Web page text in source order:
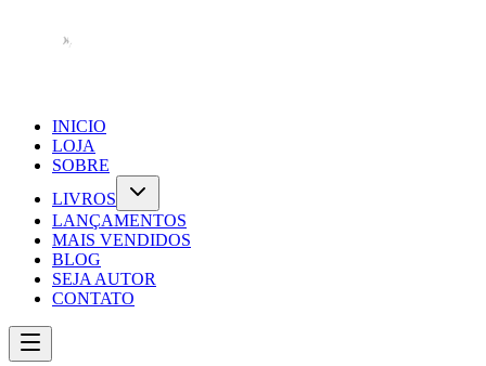
INICIO
LOJA
SOBRE
LIVROS
LANÇAMENTOS
MAIS VENDIDOS
BLOG
SEJA AUTOR
CONTATO